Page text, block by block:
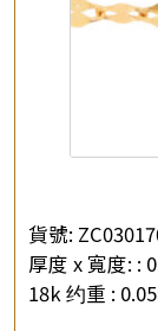
貨號:
厚度 x 寬度: :
18k 约重 :
*聯